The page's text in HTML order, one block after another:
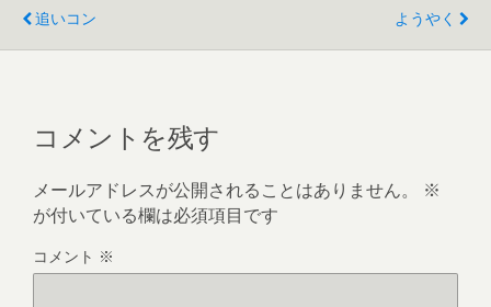
追いコン
ようやく
コメントを残す
メールアドレスが公開されることはありません。
※
が付いている欄は必須項目です
コメント ※